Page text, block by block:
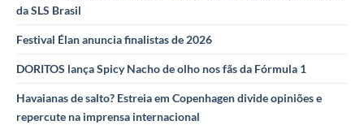
da SLS Brasil
Festival Élan anuncia finalistas de 2026
DORITOS lança Spicy Nacho de olho nos fãs da Fórmula 1
Havaianas de salto? Estreia em Copenhagen divide opiniões e
repercute na imprensa internacional